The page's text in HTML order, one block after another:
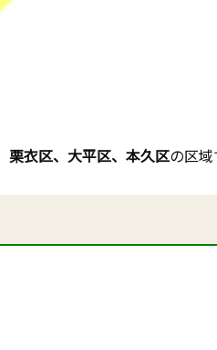
栗衣区、大平区、本久区の区